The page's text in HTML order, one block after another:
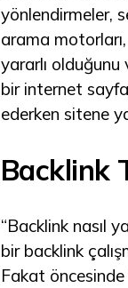
yönlendirmeler,
arama
yararlı olduğunu
bir internet
ederken sitene
Backlink
“Backlink nasıl
bir backlink
Fakat öncesinde